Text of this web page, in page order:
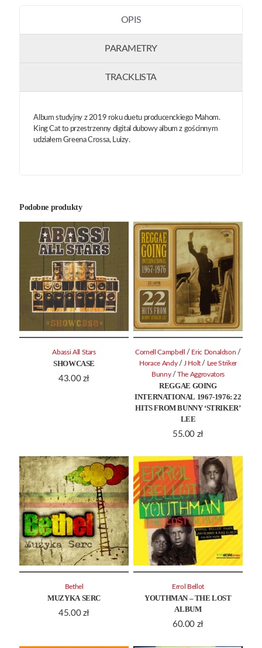
OPIS
PARAMETRY
TRACKLISTA
Album studyjny z 2019 roku duetu producenckiego Mahom.
King Cat to przestrzenny digital dubowy album z gościnnym
udziałem Greena Crossa, Luizy.
Podobne produkty
SHOWCASE
43.00 zł
Abassi All Stars
REGGAE GOING
INTERNATIONAL 1967-1976: 22
HITS FROM BUNNY ‘STRIKER’
LEE
55.00 zł
Cornell Campbell / Eric Donaldson /
Horace Andy / J Holt / Lee Striker
Bunny /The Aggrovators
MUZYKA SERC
45.00 zł
Bethel
YOUTHMAN – THE LOST
ALBUM
60.00 zł
Errol Bellot